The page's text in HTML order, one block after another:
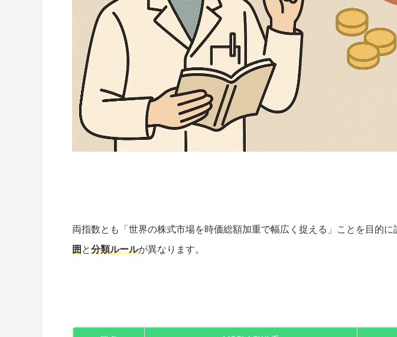
両指数とも「世界の株式市場を時価総額加重で幅広く捉える」ことを目的に
囲と分類ルールが異なります。